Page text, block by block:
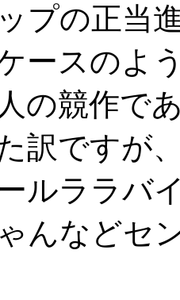
プの正当
ースのよ
の競作で
訳ですが
ルララバ
んなどセ